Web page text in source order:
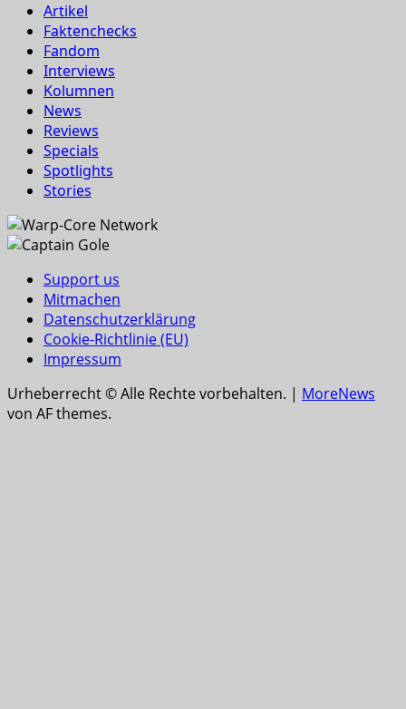
Artikel
Faktenchecks
Fandom
Interviews
Kolumnen
News
Reviews
Specials
Spotlights
Stories
Support us
Mitmachen
Datenschutzerklärung
Cookie-Richtlinie (EU)
Impressum
Urheberrecht © Alle Rechte vorbehalten. | MoreNews
von AF themes.